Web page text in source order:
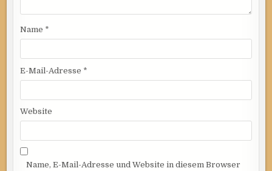
Name *
E-Mail-Adresse *
Website
Name, E-Mail-Adresse und Website in diesem Browser